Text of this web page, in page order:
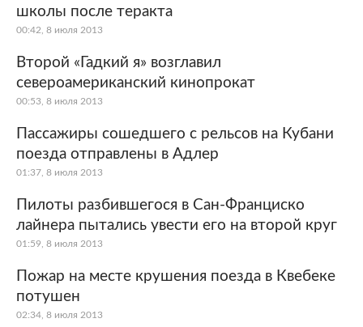
Мир
Экономика Силовые структуры
Наука и техника
Культура Интернет и СМИ
Ценности
Из жизни Среда обитания
Забота о себе
школы после теракта
00:42, 8 июля 2013
Второй «Гадкий я» возглавил
североамериканский кинопрокат
00:53, 8 июля 2013
Пассажиры сошедшего с рельсов на Кубани
поезда отправлены в Адлер
01:37, 8 июля 2013
Пилоты разбившегося в Сан-Франциско
лайнера пытались увести его на второй круг
01:59, 8 июля 2013
Пожар на месте крушения поезда в Квебеке
потушен
02:34, 8 июля 2013